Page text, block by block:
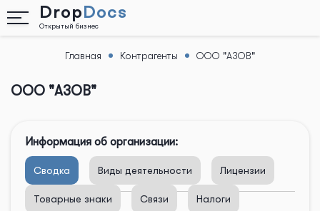
DropDocs
Открытый бизнес
Главная Контрагенты ООО "АЗОВ"
ООО "АЗОВ"
Информация об организации:
Сводка Виды деятельности Лицензии
Товарные знаки Связи Налоги